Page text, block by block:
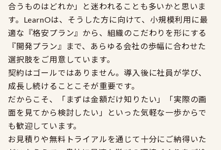
合うものはどれか」と迷われることも多いかと思いま
す。LearnOは、そうした方に向けて、小規模利用に最
適な『格安プラン』から、組織のこだわりを形にする
『開発プラン』まで、あらゆる会社の歩幅に合わせた
選択肢をご用意しています。
契約はゴールではありません。導入後に社員が学び、
成長し続けることこそが重要です。
だからこそ、「まずは金額だけ知りたい」「実際の画
面を見てから検討したい」といった気軽な一歩からで
も歓迎しています。
お見積りや無料トライアルを通じて十分にご納得いた